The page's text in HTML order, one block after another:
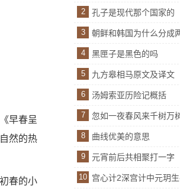
早春呈
然的热
春的小
2 孔子是现代那个国家的
3 朝鲜和韩国为什么分成
4 黑匣子是黑色的吗
5 九方皋相马原文及译文
6 汤姆索亚历险记概括
7 忽如一夜春风来千树万
8 曲线优美的意思
9 元宵前后共相聚打一字
10 宫心计2深宫计中元玥